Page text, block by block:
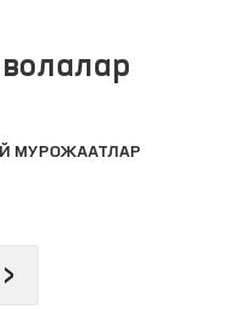
МУРОЖААТЛАР
›